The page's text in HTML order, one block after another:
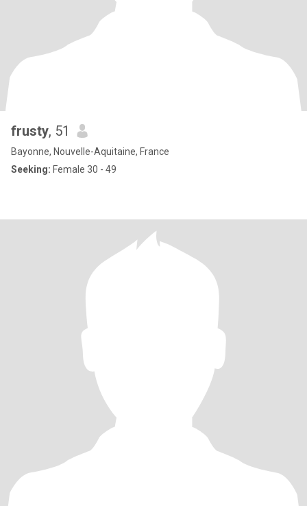
frusty, 51
Bayonne, Nouvelle-Aquitaine, France
Seeking: Female 30 - 49